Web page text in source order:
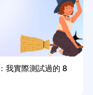
我實際測試過的 8